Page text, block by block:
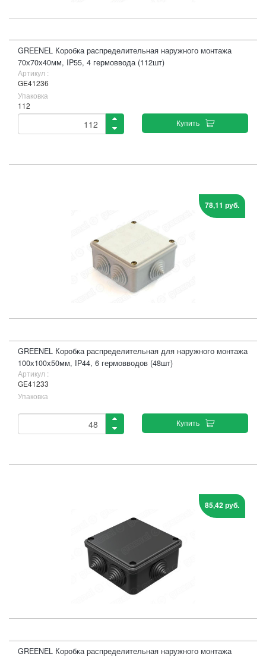
GREENEL Коробка распределительная наружного монтажа
70х70х40мм, IP55, 4 гермоввода (112шт)
Артикул :
GE41236
Упаковка
112
Купить
78,11 руб.
GREENEL Коробка распределительная для наружного монтажа
100х100х50мм, IP44, 6 гермовводов (48шт)
Артикул :
GE41233
Упаковка
Купить
85,42 руб.
GREENEL Коробка распределительная наружного монтажа